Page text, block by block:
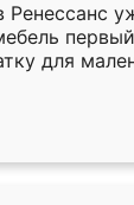
для
,во
По